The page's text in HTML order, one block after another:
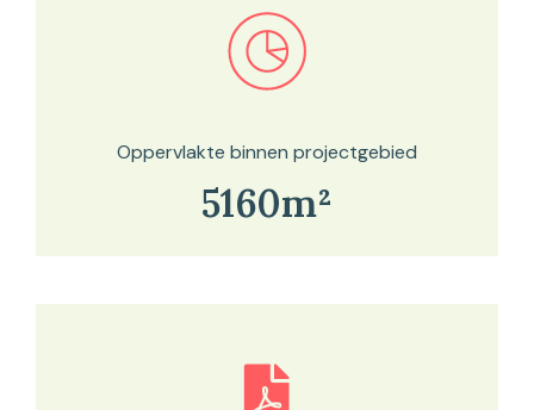
Bekijk in onze kaartviewer
Oppervlakte binnen projectgebied
5160m²